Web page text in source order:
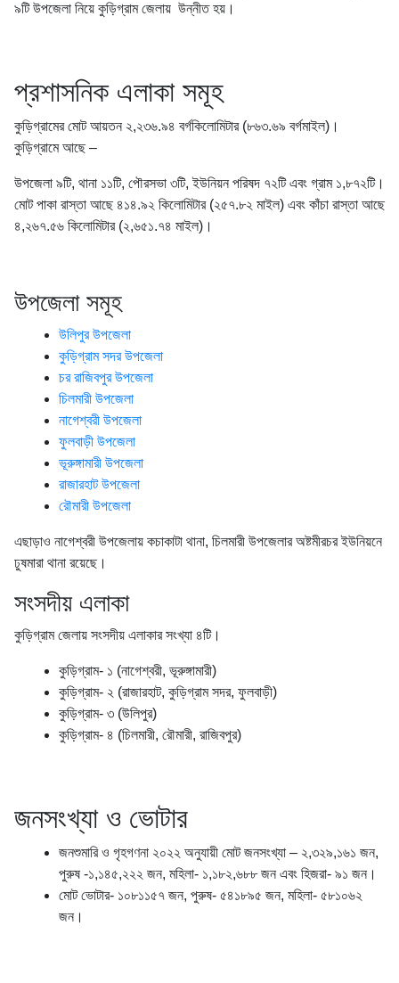
৯টি উপজেলা নিয়ে কুড়িগ্রাম জেলায় উন্নীত হয়।
প্রশাসনিক এলাকা সমূহ
কুড়িগ্রামের মোট আয়তন ২,২৩৬.৯৪ বর্গকিলোমিটার (৮৬৩.৬৯ বর্গমাইল)।
কুড়িগ্রামে আছে –
উপজেলা ৯টি, থানা ১১টি, পৌরসভা ৩টি, ইউনিয়ন পরিষদ ৭২টি এবং গ্রাম ১,৮৭২টি।
মোট পাকা রাস্তা আছে ৪১৪.৯২ কিলোমিটার (২৫৭.৮২ মাইল) এবং কাঁচা রাস্তা আছে
৪,২৬৭.৫৬ কিলোমিটার (২,৬৫১.৭৪ মাইল)।
উপজেলা সমূহ
উলিপুর উপজেলা
কুড়িগ্রাম সদর উপজেলা
চর রাজিবপুর উপজেলা
চিলমারী উপজেলা
নাগেশ্বরী উপজেলা
ফুলবাড়ী উপজেলা
ভূরুঙ্গামারী উপজেলা
রাজারহাট উপজেলা
রৌমারী উপজেলা
এছাড়াও নাগেশ্বরী উপজেলায় কচাকাটা থানা, চিলমারী উপজেলার অষ্টমীরচর ইউনিয়নে
ঢুষমারা থানা রয়েছে।
সংসদীয় এলাকা
কুড়িগ্রাম জেলায় সংসদীয় এলাকার সংখ্যা ৪টি।
কুড়িগ্রাম- ১ (নাগেশ্বরী, ভূরুঙ্গামারী)
কুড়িগ্রাম- ২ (রাজারহাট, কুড়িগ্রাম সদর, ফুলবাড়ী)
কুড়িগ্রাম- ৩ (উলিপুর)
কুড়িগ্রাম- ৪ (চিলমারী, রৌমারী, রাজিবপুর)
জনসংখ্যা ও ভোটার
জনশুমারি ও গৃহগণনা ২০২২ অনুযায়ী মোট জনসংখ্যা – ২,৩২৯,১৬১ জন,
পুরুষ -১,১৪৫,২২২ জন, মহিলা- ১,১৮২,৬৮৮ জন এবং হিজরা- ৯১ জন।
মোট ভোটার- ১০৮১১৫৭ জন, পুরুষ- ৫৪১৮৯৫ জন, মহিলা- ৫৮১০৬২
জন।